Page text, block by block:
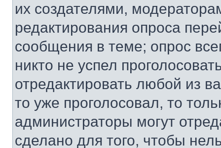
их создателями,
редактирования опроса
сообщения в теме; опрос
никто не успел
отредактировать любой из
то уже проголосовал, то
администраторы могут
сделано для того, чтобы